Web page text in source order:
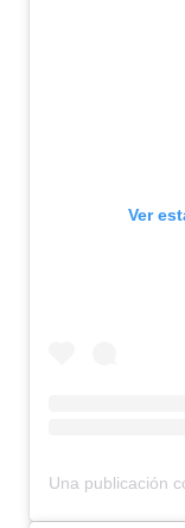
Ver